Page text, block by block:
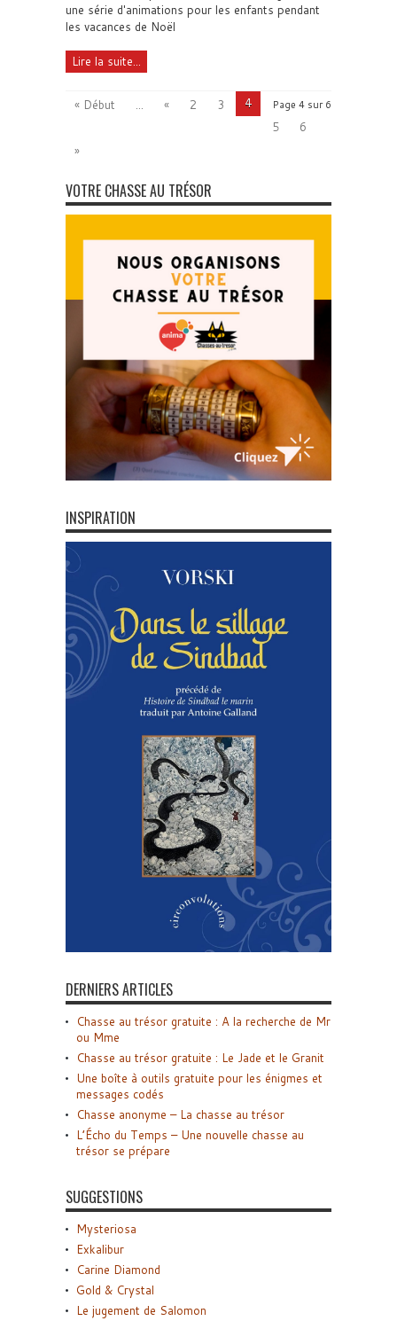
une série d'animations pour les enfants pendant
les vacances de Noël
Lire la suite...
Page 4 sur 6
« Début ... « 2 3
4
5
6
»
VOTRE CHASSE AU TRÉSOR
INSPIRATION
DERNIERS ARTICLES
Chasse au trésor gratuite : A la recherche de Mr
ou Mme
Chasse au trésor gratuite : Le Jade et le Granit
Une boîte à outils gratuite pour les énigmes et
messages codés
Chasse anonyme – La chasse au trésor
L’Écho du Temps – Une nouvelle chasse au
trésor se prépare
SUGGESTIONS
Mysteriosa
Exkalibur
Carine Diamond
Gold & Crystal
Le jugement de Salomon